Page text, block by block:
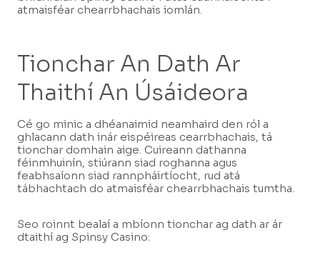
atmaisféar chearrbhachais iomlán.
Tionchar An Dath Ar
Thaithí An Úsáideora
Cé go minic a dhéanaimid neamhaird den ról a
ghlacann dath inár eispéireas cearrbhachais, tá
tionchar domhain aige. Cuireann dathanna
féinmhuinín, stiúrann siad roghanna agus
feabhsaíonn siad rannpháirtíocht, rud atá
tábhachtach do atmaisféar chearrbhachais tumtha.
Seo roinnt bealaí a mbíonn tionchar ag dath ar ár
dtaithí ag Spinsy Casino: